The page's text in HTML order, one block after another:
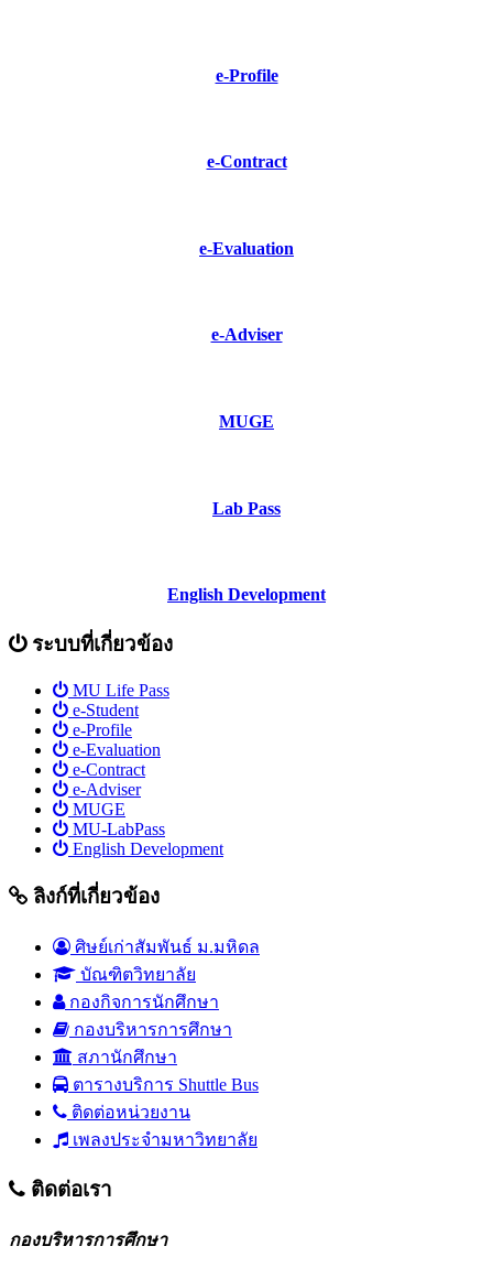
e-Profile
e-Contract
e-Evaluation
e-Adviser
MUGE
Lab Pass
English Development
ระบบที่เกี่ยวข้อง
MU Life Pass
e-Student
e-Profile
e-Evaluation
e-Contract
e-Adviser
MUGE
MU-LabPass
English Development
ลิงก์ที่เกี่ยวข้อง
ศิษย์เก่าสัมพันธ์ ม.มหิดล
บัณฑิตวิทยาลัย
กองกิจการนักศึกษา
กองบริหารการศึกษา
สภานักศึกษา
ตารางบริการ Shuttle Bus
ติดต่อหน่วยงาน
เพลงประจำมหาวิทยาลัย
ติดต่อเรา
กองบริหารการศึกษา